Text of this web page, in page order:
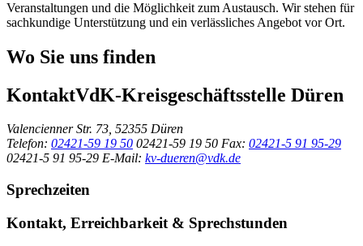
Veranstaltungen und die Möglichkeit zum Austausch. Wir stehen für
sachkundige Unterstützung und ein verlässliches Angebot vor Ort.
Wo Sie uns finden
KontaktVdK-Kreisgeschäftsstelle Düren
Valencienner Str. 73, 52355 Düren
Telefon: 02421-59 19 50 02421-59 19 50 Fax: 02421-5 91 95-29
02421-5 91 95-29 E-Mail: kv-dueren@vdk.de
Sprechzeiten
Kontakt, Erreichbarkeit & Sprechstunden